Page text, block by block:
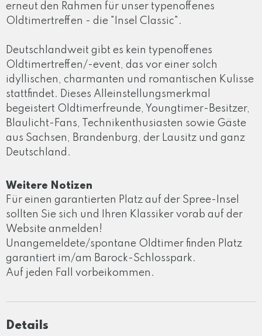
erneut den Rahmen für unser typenoffenes
Oldtimertreffen - die "Insel Classic".
Deutschlandweit gibt es kein typenoffenes
Oldtimertreffen/-event, das vor einer solch
idyllischen, charmanten und romantischen Kulisse
stattfindet. Dieses Alleinstellungsmerkmal
begeistert Oldtimerfreunde, Youngtimer-Besitzer,
Blaulicht-Fans, Technikenthusiasten sowie Gäste
aus Sachsen, Brandenburg, der Lausitz und ganz
Deutschland.
Weitere Notizen
Für einen garantierten Platz auf der Spree-Insel
sollten Sie sich und Ihren Klassiker vorab auf der
Website anmelden!
Unangemeldete/spontane Oldtimer finden Platz
garantiert im/am Barock-Schlosspark.
Auf jeden Fall vorbeikommen.
Details